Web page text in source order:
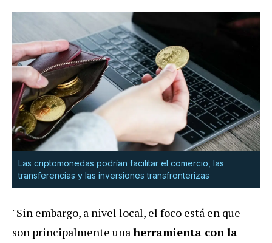
Las criptomonedas podrían facilitar el comercio, las
transferencias y las inversiones transfronterizas
"Sin embargo, a nivel local, el foco está en que
son principalmente unaherramienta con la